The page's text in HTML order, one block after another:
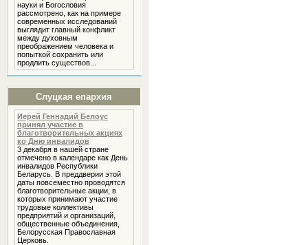
науки и Богословия
рассмотрено, как на примере
современных исследований
выглядит главный конфликт
между духовным
преображением человека и
попыткой сохранить или
продлить существов...
Слуцкая епархия
Иерей Геннадий Белоус
принял участие в
благотворительных акциях
ко Дню инвалидов
3 декабря в нашей стране
отмечено в календаре как День
инвалидов Республики
Беларусь. В преддверии этой
даты повсеместно проводятся
благотворительные акции, в
которых принимают участие
трудовые коллективы
предприятий и организаций,
общественные объединения,
Белорусская Православная
Церковь.